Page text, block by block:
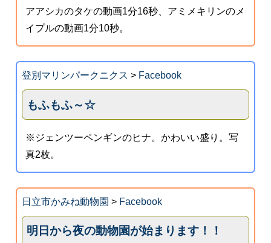
アアシカのタケの動画1分16秒、アミメキリンのメ
イプルの動画1分10秒。
登別マリンパークニクス > Facebook
もふもふ～☆
※ジェンツーペンギンのヒナ。かわいい盛り。写
真2枚。
日立市かみね動物園 > Facebook
明日から夜の動物園が始まります！！